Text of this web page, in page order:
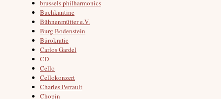
brussels philharmonics
Buchkantine
Bühnenmütter e.V.
Burg Bodenstein
Bürokratie
Carlos Gardel
CD
Cello
Cellokonzert
Charles Perrault
Chopin